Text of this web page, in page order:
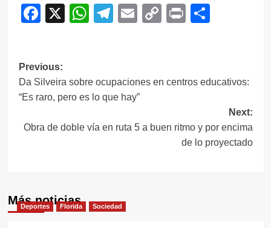
Facebook
X WhatsApp
Telegram
EmailCopy
Print
Navegación
de
entradas
Previous:
Da Silveira sobre ocupaciones en centros educativos:
“Es raro, pero es lo que hay”
Next:
Obra de doble vía en ruta 5 a buen ritmo y por encima
de lo proyectado
Más noticias
Deportes Florida Sociedad